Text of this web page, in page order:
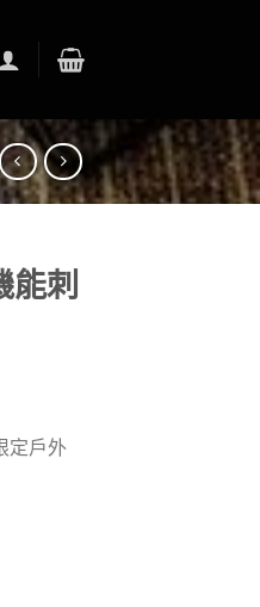
刺
定戶外